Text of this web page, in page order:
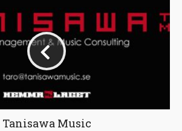
Tanisawa Music